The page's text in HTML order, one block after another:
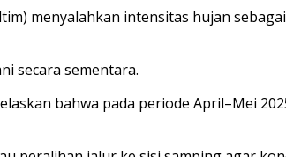
menyalahkan intensitas hujan
secara sementara.
bahwa pada periode April–Mei